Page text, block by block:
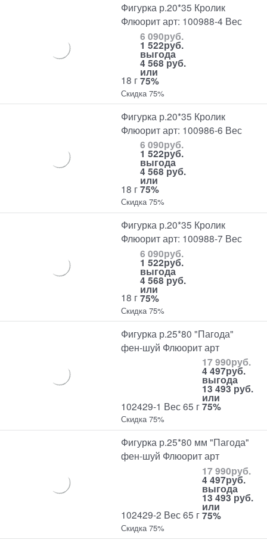
Фигурка р.20*35 Кролик
Флюорит арт: 100988-4 Вес
18 г
6 090руб.
1 522руб.
выгода
4 568 руб.
или
75%
Скидка 75%
Фигурка р.20*35 Кролик
Флюорит арт: 100986-6 Вес
18 г
6 090руб.
1 522руб.
выгода
4 568 руб.
или
75%
Скидка 75%
Фигурка р.20*35 Кролик
Флюорит арт: 100988-7 Вес
18 г
6 090руб.
1 522руб.
выгода
4 568 руб.
или
75%
Скидка 75%
Фигурка р.25*80 "Пагода"
фен-шуй Флюорит арт
102429-1 Вес 65 г
17 990руб.
4 497руб.
выгода
13 493 руб.
или
75%
Скидка 75%
Фигурка р.25*80 мм "Пагода"
фен-шуй Флюорит арт
102429-2 Вес 65 г
17 990руб.
4 497руб.
выгода
13 493 руб.
или
75%
Скидка 75%